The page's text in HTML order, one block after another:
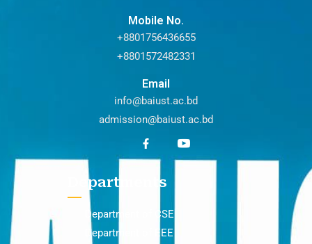
Mobile No.
+8801756436655
+8801572482331
Email
info@baiust.ac.bd
admission@baiust.ac.bd
Departments
Department of CSE
Department of EEE